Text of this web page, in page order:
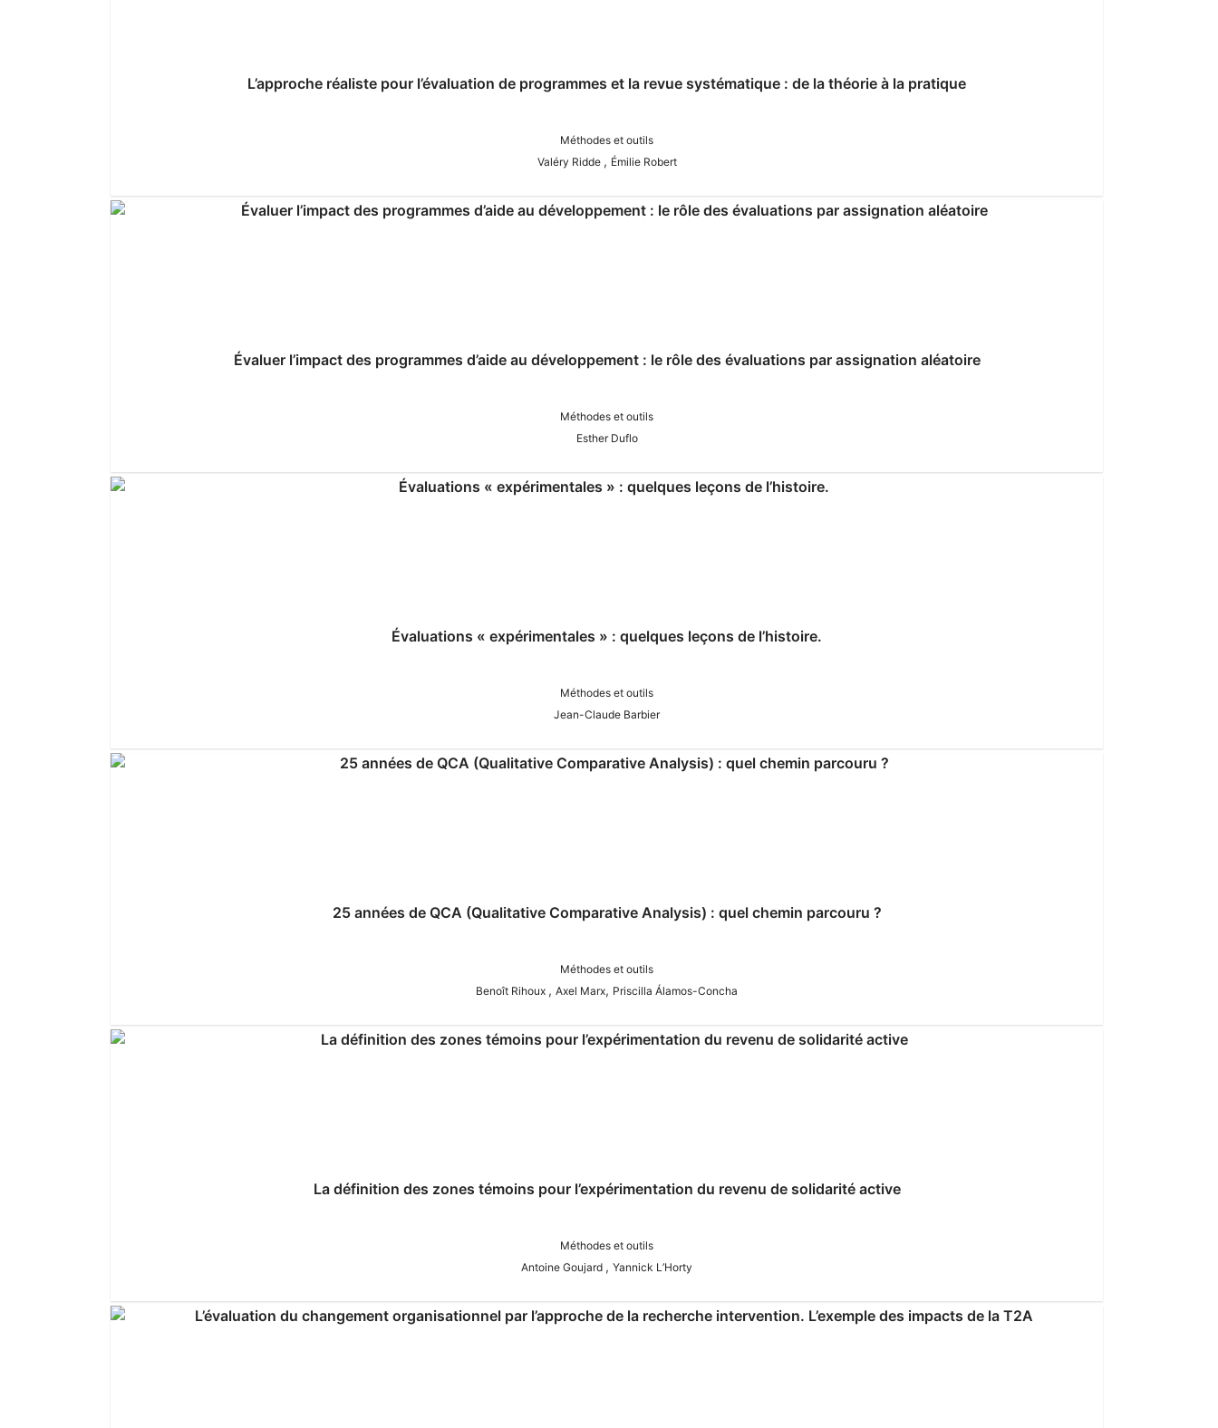
L’approche réaliste pour l’évaluation de programmes et la revue systématique : de la théorie à la pratique
Méthodes et outils
Valéry Ridde , Émilie Robert
Évaluer l’impact des programmes d’aide au développement : le rôle des évaluations par assignation aléatoire
Méthodes et outils
Esther Duflo
Évaluations « expérimentales » : quelques leçons de l’histoire.
Méthodes et outils
Jean-Claude Barbier
25 années de QCA (Qualitative Comparative Analysis) : quel chemin parcouru ?
Méthodes et outils
Benoît Rihoux , Axel Marx, Priscilla Álamos-Concha
La définition des zones témoins pour l’expérimentation du revenu de solidarité active
Méthodes et outils
Antoine Goujard , Yannick L’Horty